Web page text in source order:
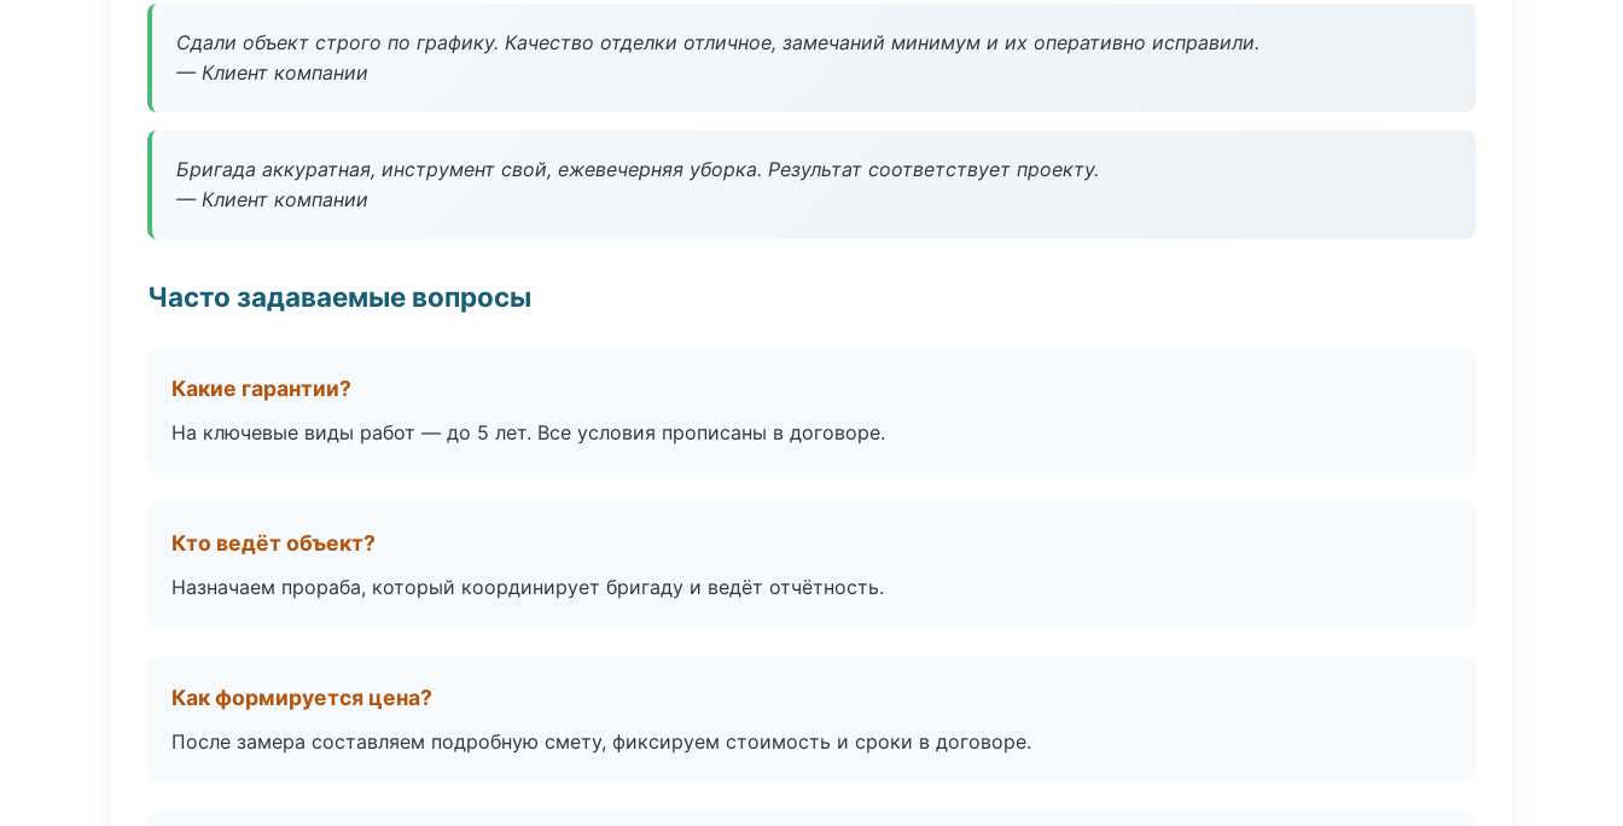
Сдали объект строго по графику. Качество отделки отличное, замечаний минимум и их оперативно исправили.
— Клиент компании
Бригада аккуратная, инструмент свой, ежевечерняя уборка. Результат соответствует проекту.
— Клиент компании
Часто задаваемые вопросы
Какие гарантии?
На ключевые виды работ — до 5 лет. Все условия прописаны в договоре.
Кто ведёт объект?
Назначаем прораба, который координирует бригаду и ведёт отчётность.
Как формируется цена?
После замера составляем подробную смету, фиксируем стоимость и сроки в договоре.